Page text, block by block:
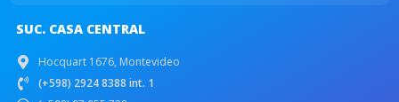
SUC. CASA CENTRAL
Hocquart 1676, Montevideo
(+598) 2924 8388 int. 1